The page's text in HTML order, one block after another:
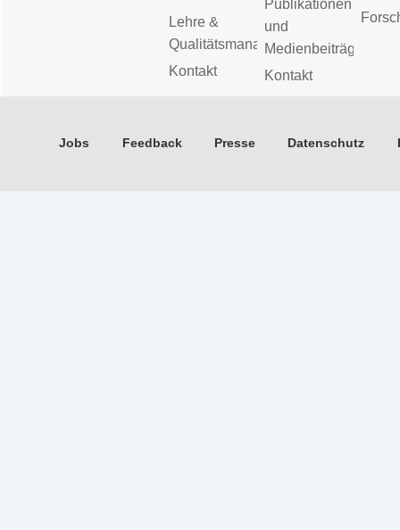
Lehre &
Qualitätsmanagement
Kontakt
Publikationen
und
Medienbeiträge
Kontakt
Jobs Feedback Presse Datenschutz